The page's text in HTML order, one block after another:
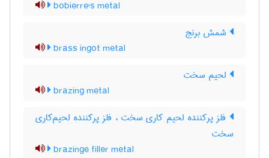
bobierre's metal
شمش برنج
brass ingot metal
لحیم سخت
brazing metal
فلز پرکننده لحیم کاری سخت ، فلز پرکننده لحیم‌کاری
سخت
brazinge filler metal